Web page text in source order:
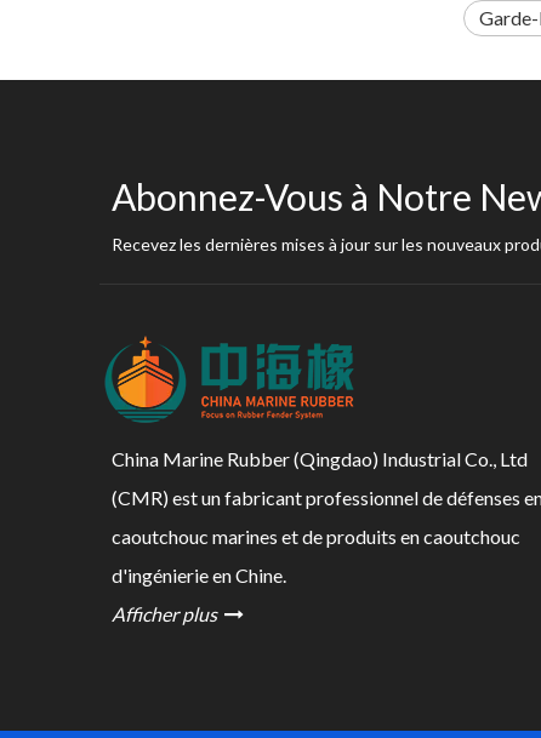
Abonnez-Vous à Notre
Recevez les dernières mises à jour sur les nouveaux
China Marine Rubber (Qingdao) Industrial Co., Ltd
(CMR) est un fabricant professionnel de défenses
caoutchouc marines et de produits en caoutchouc
d'ingénierie en Chine.
Afficher plus 